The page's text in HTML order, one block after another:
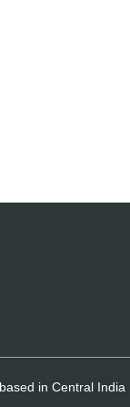
in Central India